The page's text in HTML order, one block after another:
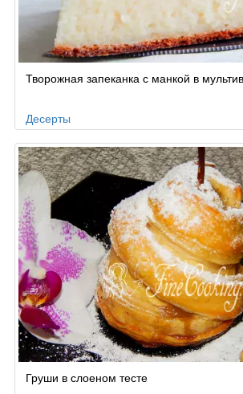
Творожная запеканка с манкой в
Десерты
Груши в слоеном тесте